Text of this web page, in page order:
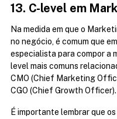
13. C-level em
Na medida em que o
no negócio, é comum que
especialista para compor a
level mais comuns
CMO (Chief Marketing
CGO (Chief Growth Officer).
É importante lembrar que